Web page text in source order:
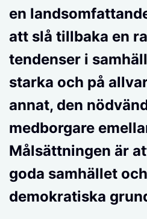
en
att slå tillbaka en
tendenser i
starka och på
annat, den
medborgare
Målsättningen är
goda samhället
demokratiska